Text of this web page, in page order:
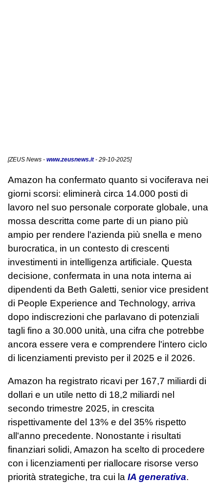
[ZEUS News - www.zeusnews.it- 29-10-2025]
Amazon ha confermato quanto si vociferava nei
giorni scorsi: eliminerà circa 14.000 posti di
lavoro nel suo personale corporate globale, una
mossa descritta come parte di un piano più
ampio per rendere l'azienda più snella e meno
burocratica, in un contesto di crescenti
investimenti in intelligenza artificiale. Questa
decisione, confermata in una nota interna ai
dipendenti da Beth Galetti, senior vice president
di People Experience and Technology, arriva
dopo indiscrezioni che parlavano di potenziali
tagli fino a 30.000 unità, una cifra che potrebbe
ancora essere vera e comprendere l'intero ciclo
di licenziamenti previsto per il 2025 e il 2026.
Amazon ha registrato ricavi per 167,7 miliardi di
dollari e un utile netto di 18,2 miliardi nel
secondo trimestre 2025, in crescita
rispettivamente del 13% e del 35% rispetto
all'anno precedente. Nonostante i risultati
finanziari solidi, Amazon ha scelto di procedere
con i licenziamenti per riallocare risorse verso
priorità strategiche, tra cui la IA generativa.